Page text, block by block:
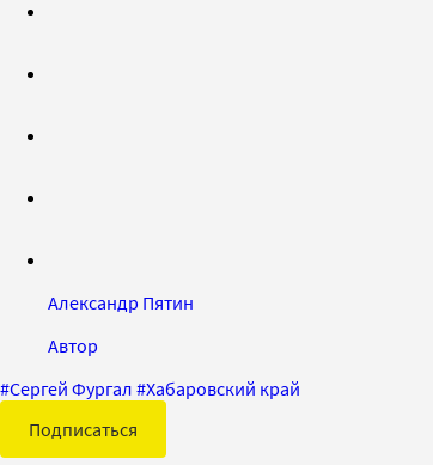
Александр Пятин
Автор
#Сергей Фургал #Хабаровский край
Подписаться